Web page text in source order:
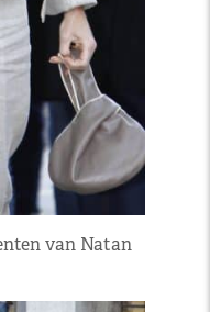
van Natan